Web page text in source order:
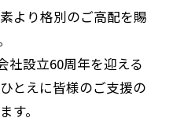
より格別のご高配を賜
社設立60周年を迎える
とえに皆様のご支援の
す。